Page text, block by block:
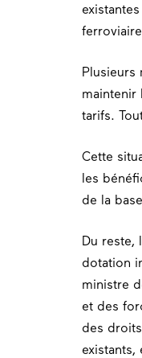
Plusieurs
maintenir
tarifs.
Cette
les
de la
Du reste,
dotation
ministre
et des
des droits